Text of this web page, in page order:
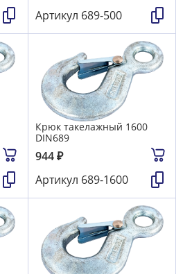
Артикул 689-500
Крюк такелажный 1600
DIN689
944₽
Артикул 689-1600